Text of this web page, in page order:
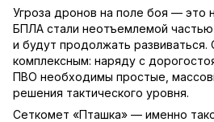
Угроза дронов на поле боя — это
БПЛА стали неотъемлемой частью
и будут продолжать
комплексным: наряду с
ПВО необходимы простые,
решения тактического уровня.
Сеткомет «Пташка» — именно